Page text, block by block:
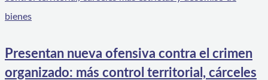
Presentan nueva ofensiva contra el crimen
organizado: más control territorial, cárceles